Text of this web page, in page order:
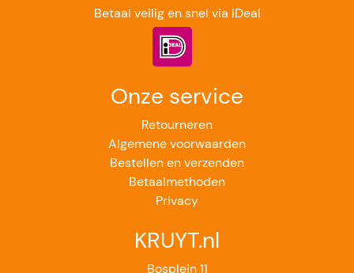
Betaal veilig en snel via iDeal
Onze service
Retourneren
Algemene voorwaarden
Bestellen en verzenden
Betaalmethoden
Privacy
KRUYT.nl
Bosplein 11